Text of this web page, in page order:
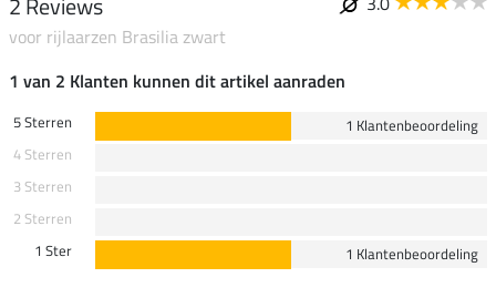
voor rijlaarzen Brasilia zwart
1 van 2 Klanten kunnen dit artikel aanraden
5 Sterren
1 Klantenbeoordeling
4 Sterren
3 Sterren
2 Sterren
1 Ster
1 Klantenbeoordeling